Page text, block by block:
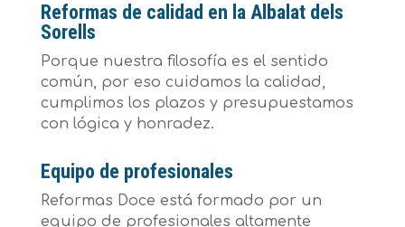
Reformas de calidad en la Albalat dels
Sorells
Porque nuestra filosofía es el sentido
común, por eso cuidamos la calidad,
cumplimos los plazos y presupuestamos
con lógica y honradez.
Equipo de profesionales
Reformas Doce está formado por un
equipo de profesionales altamente